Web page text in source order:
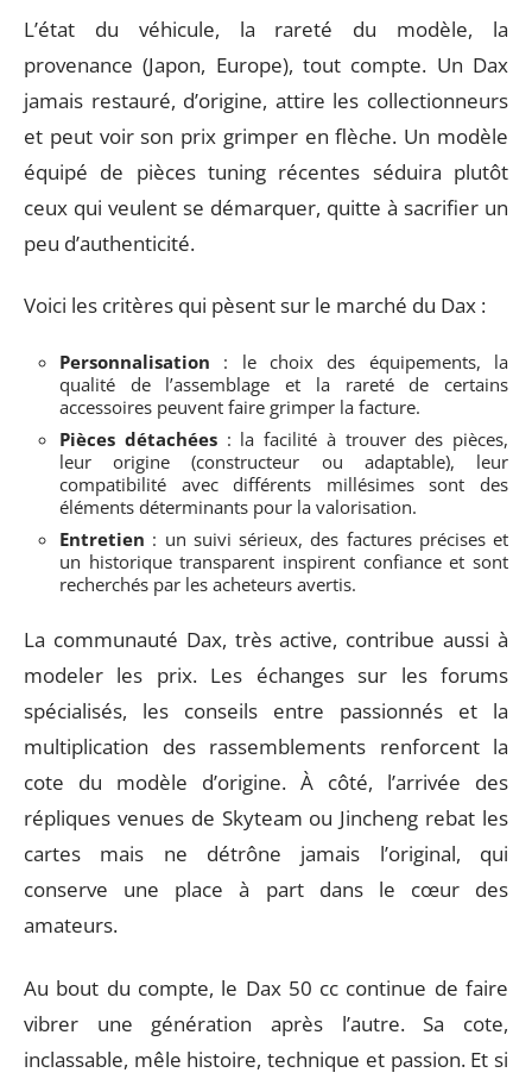
L’état du véhicule, la rareté du modèle, la
provenance (Japon, Europe), tout compte. Un Dax
jamais restauré, d’origine, attire les collectionneurs
et peut voir son prix grimper en flèche. Un modèle
équipé de pièces tuning récentes séduira plutôt
ceux qui veulent se démarquer, quitte à sacrifier un
peu d’authenticité.
Voici les critères qui pèsent sur le marché du Dax :
Personnalisation : le choix des équipements, la
qualité de l’assemblage et la rareté de certains
accessoires peuvent faire grimper la facture.
Pièces détachées: la facilité à trouver des pièces,
leur origine (constructeur ou adaptable), leur
compatibilité avec différents millésimes sont des
éléments déterminants pour la valorisation.
Entretien : un suivi sérieux, des factures précises et
un historique transparent inspirent confiance et sont
recherchés par les acheteurs avertis.
La communauté Dax, très active, contribue aussi à
modeler les prix. Les échanges sur les forums
spécialisés, les conseils entre passionnés et la
multiplication des rassemblements renforcent la
cote du modèle d’origine. À côté, l’arrivée des
répliques venues de Skyteam ou Jincheng rebat les
cartes mais ne détrône jamais l’original, qui
conserve une place à part dans le cœur des
amateurs.
Au bout du compte, le Dax 50 cc continue de faire
vibrer une génération après l’autre. Sa cote,
inclassable, mêle histoire, technique et passion. Et si